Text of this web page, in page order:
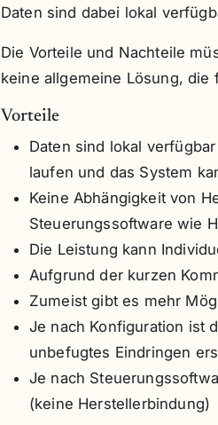
Daten sind dabei lokal
Die Vorteile und Nachteile
keine allgemeine Lösung, die
Vorteile
Daten sind lokal
laufen und das System
Keine Abhängigkeit von
Steuerungssoftware wie
Die Leistung kann
Aufgrund der kurzen
Zumeist gibt es mehr
Je nach Konfiguration ist
unbefugtes Eindringen
Je nach
(keine Herstellerbindung)